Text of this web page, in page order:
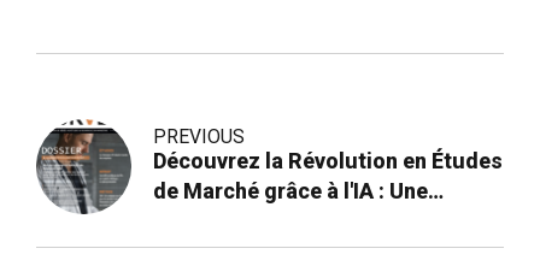
PREVIOUS
Découvrez la Révolution en Études
de Marché grâce à l'IA : Une